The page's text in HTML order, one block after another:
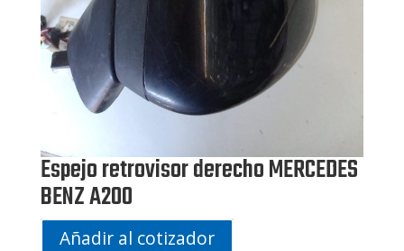
Espejo retrovisor derecho MERCEDES
BENZ A200
Añadir al cotizador